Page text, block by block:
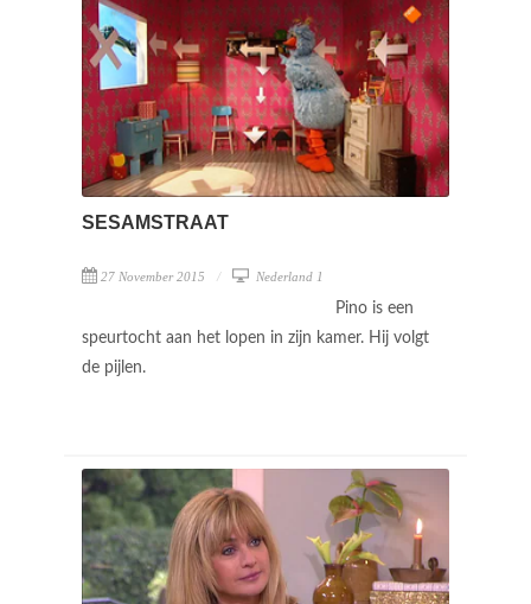
SESAMSTRAAT
27 November 2015 Nederland 1
Pino is een
speurtocht aan het lopen in zijn kamer. Hij volgt
de pijlen.